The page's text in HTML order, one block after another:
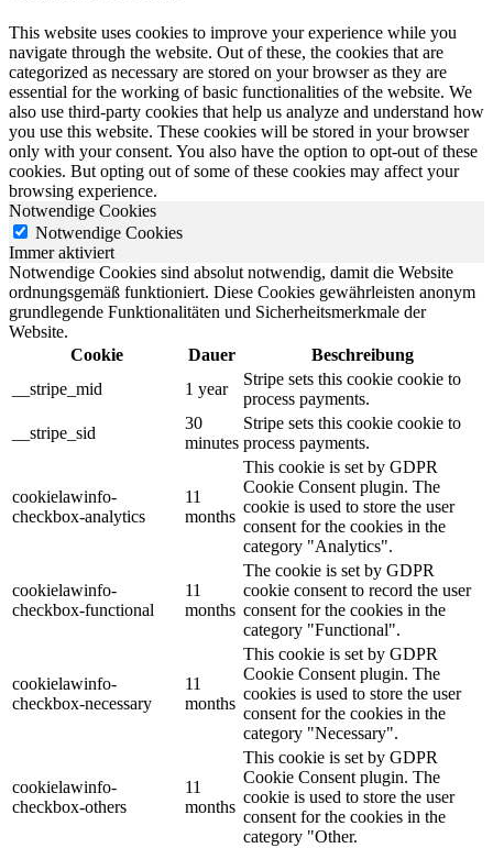
This website uses cookies to improve your experience while you
navigate through the website. Out of these, the cookies that are
categorized as necessary are stored on your browser as they are
essential for the working of basic functionalities of the website. We
also use third-party cookies that help us analyze and understand how
you use this website. These cookies will be stored in your browser
only with your consent. You also have the option to opt-out of these
cookies. But opting out of some of these cookies may affect your
browsing experience.
Notwendige Cookies
Notwendige Cookies
Immer aktiviert
Notwendige Cookies sind absolut notwendig, damit die Website
ordnungsgemäß funktioniert. Diese Cookies gewährleisten anonym
grundlegende Funktionalitäten und Sicherheitsmerkmale der
Website.
Cookie
Dauer
Beschreibung
__stripe_mid
1 year
Stripe sets this cookie cookie to
process payments.
__stripe_sid
30
minutes
Stripe sets this cookie cookie to
process payments.
cookielawinfo-
checkbox-analytics
11
months
This cookie is set by GDPR
Cookie Consent plugin. The
cookie is used to store the user
consent for the cookies in the
category "Analytics".
cookielawinfo-
checkbox-functional
11
months
The cookie is set by GDPR
cookie consent to record the user
consent for the cookies in the
category "Functional".
cookielawinfo-
checkbox-necessary
11
months
This cookie is set by GDPR
Cookie Consent plugin. The
cookies is used to store the user
consent for the cookies in the
category "Necessary".
cookielawinfo-
checkbox-others
11
months
This cookie is set by GDPR
Cookie Consent plugin. The
cookie is used to store the user
consent for the cookies in the
category "Other.